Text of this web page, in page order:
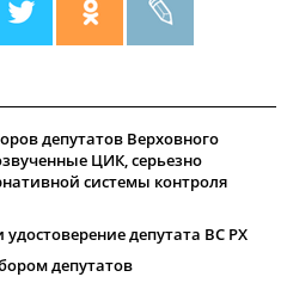
депутатов Верховного
ЦИК, серьезно
системы контроля
депутата ВС РХ
депутатов